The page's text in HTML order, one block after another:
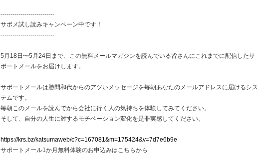
---------------------------
サポメ試し読みキャンペーン中です！
---------------------------
5月18日〜5月24日まで、この無料メールマガジンを読んでいる皆さんにこれまでに配信したサ
ポートメールをお届けします。
サポートメールは勝間和代からのアツいメッセージを毎朝あなたのメールアドレスに届けるシス
テムです。
毎朝このメールを読んでから会社に行く人の気持ちを体験してみてください。
そして、自分の人生に対するモチベーション変化を是非実感してください。
https://krs.bz/katsumaweb/c?c=167081&m=175424&v=7d7e6b9e
サポートメール1か月無料体験のお申込みはこちらから